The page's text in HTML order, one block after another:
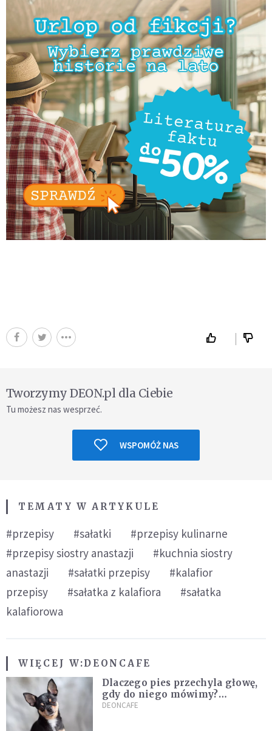
Tworzymy DEON.pl dla Ciebie
Tu możesz nas wesprzeć.
WSPOMÓŻ NAS
TEMATY W ARTYKULE
#przepisy #sałatki
#przepisy kulinarne
#przepisy siostry anastazji
#kuchnia siostry
anastazji
#sałatki przepisy
#kalafior
przepisy
#sałatka z kalafiora
#sałatka
kalafiorowa
WIĘCEJ W:DEONCAFE
Dlaczego pies przechyla głowę,
gdy do niego mówimy?
Weterynarz wyjaśnia
DEONCAFE